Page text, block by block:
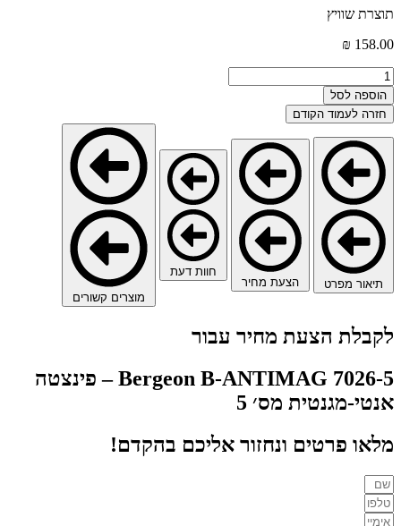
תוצרת שוויץ
₪ 158.00
כמות
של
7026-
5
Bergeon
B-
ANTIMAG
פינצטה
אנטי-מגנטית
מס׳
הוספה לסל
חזרה לעמוד הקודם
תיאור מפרט הצעת מחיר
חוות דעת
מוצרים קשורים
לקבלת הצעת מחיר עבור
7026-5 Bergeon B-ANTIMAG – פינצטה
אנטי-מגנטית מס׳ 5
מלאו פרטים ונחזור אליכם בהקדם!